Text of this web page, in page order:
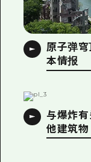
原子弹
本情报
与爆炸有
他建筑物